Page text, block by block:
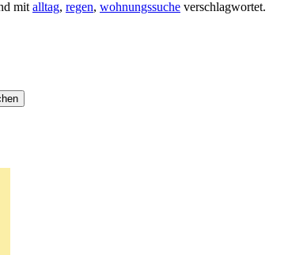
mit alltag, regen, wohnungssuche verschlagwortet.